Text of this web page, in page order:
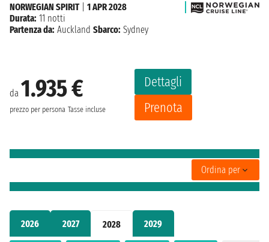
2026 2027 2028 2029
da 1.935 €
prezzo per persona Tasse incluse
Dettagli
Prenota
NORWEGIAN SPIRIT| 1 APR 2028
Durata: 11 notti
Partenza da: Auckland Sbarco: Sydney
Ordina per